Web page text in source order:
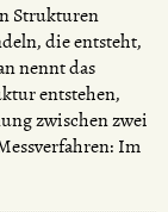
Strukturen
die entsteht,
nennt das
entstehen,
zwischen zwei
Im